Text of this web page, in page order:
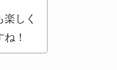
しく
！